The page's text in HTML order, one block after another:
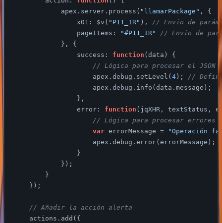
            apex.server.process(
"llamarPackage" , {
x01 : $v( "P11_IR" ), // Envío de
pageItems : "#P11_IR"
// Envío de
            }, {
success : function ( data ) {
// Lógica para procesar el JSON
                    apex.debug.setLevel(
4 ); //
                    apex.debug.info(data.message);
                },
error : function ( jqXHR, textStatus,
// Lógica para procesar errores
var errorMessage =
"Operación
                    apex.debug.error(errorMessage);
                }
            });
        }
    });
// Añadir la acción alerta
    actions.add({